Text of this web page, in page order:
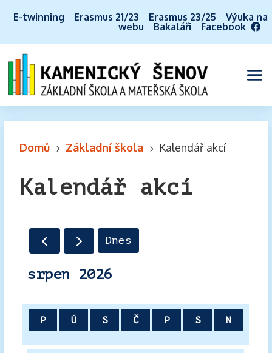
E-twinning Erasmus 21/23 Erasmus 23/25
Výuka na
webu
Bakaláři Facebook
Domů 5 Základní škola 5 Kalendář akcí
Kalendář akcí
Dnes
srpen 2026
P Ú S Č P S N